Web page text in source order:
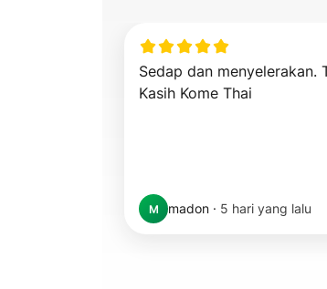
Sedap dan menyelerakan.
Kasih Kome Thai
M madon · 5 hari yang lalu